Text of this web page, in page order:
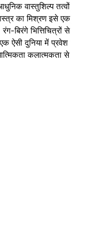
वास्तुशिल्प तत्वों
का मिश्रण इसे एक
बिरंगे भित्तिचित्रों से
ऐसी दुनिया में प्रवेश
कलात्मकता से